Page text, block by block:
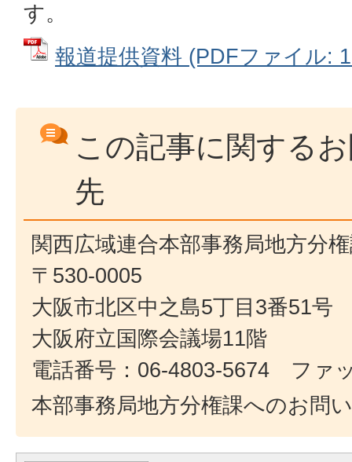
す。
報道提供資料 (PDFファイル:
この記事に関する
先
関西広域連合本部事務局地方分
〒530-0005
大阪市北区中之島5丁目3番51号
大阪府立国際会議場11階
電話番号：06-4803-5674 ファ
本部事務局地方分権課へのお問